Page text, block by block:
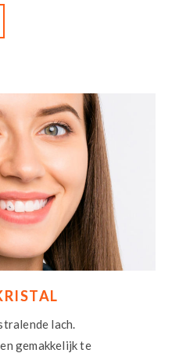
lach.
gemakkelijk te